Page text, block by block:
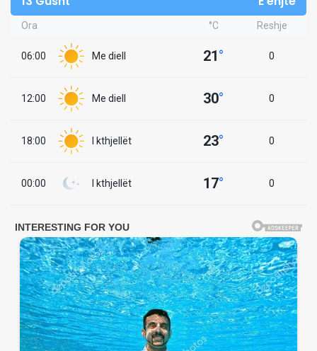
Ora °C Reshje
06:00 Me diell 21° 0
12:00 Me diell 30° 0
18:00 I kthjellët 23° 0
00:00 I kthjellët 17° 0